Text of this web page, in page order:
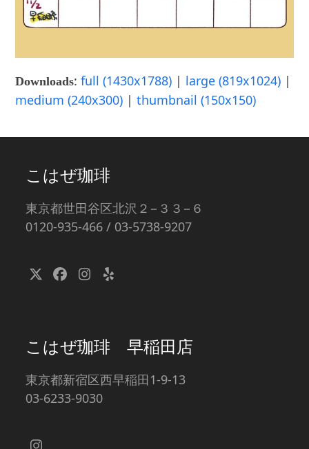
Downloads:full (1430x1788) | large (819x1024) |
medium (240x300) |thumbnail (150x150)
こはぜ珈琲
東京都世田谷区北沢２−３３−６
0120-935-466 / 03-5738-9207
TwitterFacebook
Instagram
Yelp
こはぜ珈琲 早稲田店
東京都新宿区西早稲田1-9-13
03-6233-9030